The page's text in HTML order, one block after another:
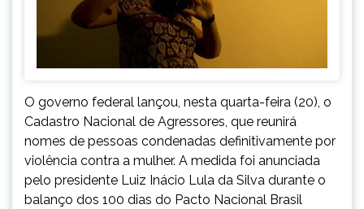
O governo federal lançou, nesta quarta-feira (20), o
Cadastro Nacional de Agressores, que reunirá
nomes de pessoas condenadas definitivamente por
violência contra a mulher. A medida foi anunciada
pelo presidente Luiz Inácio Lula da Silva durante o
balanço dos 100 dias do Pacto Nacional Brasil